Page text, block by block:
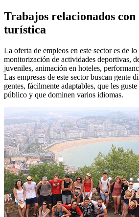
Trabajos relacionados
turística
La oferta de empleos en este sector es de
monitorización de actividades deportivas,
juveniles, animación en hoteles,
Las empresas de este sector buscan gente
gentes, fácilmente adaptables, que les
público y que dominen varios idiomas.